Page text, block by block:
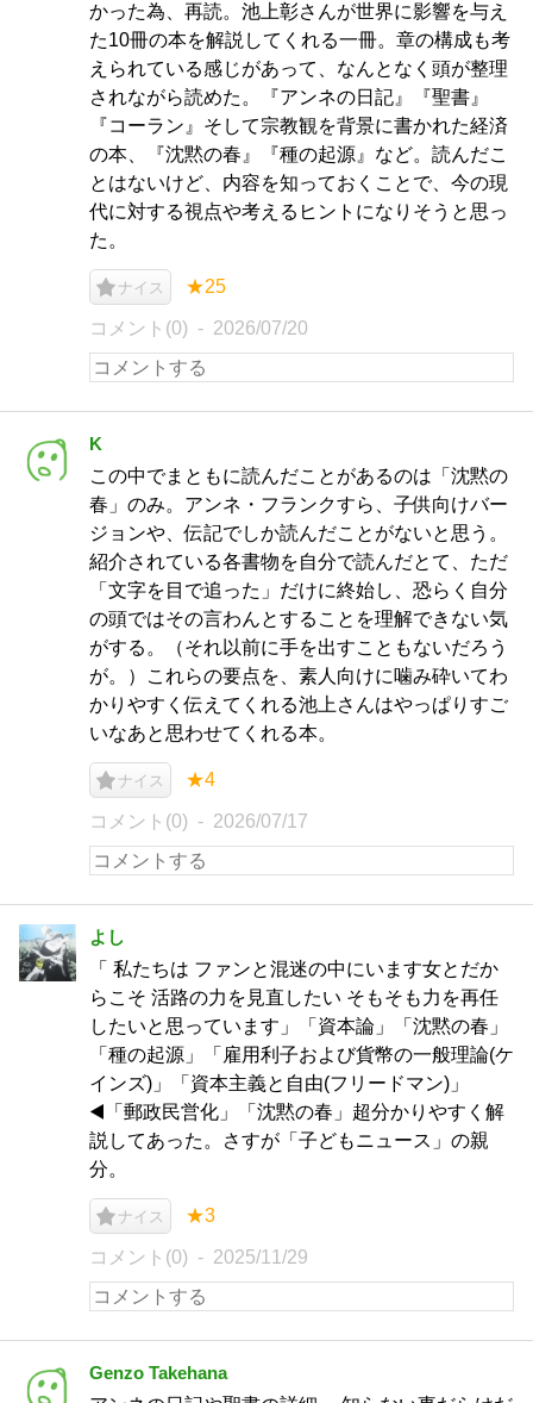
かった為、再読。池上彰さんが世界に影響を与え
た10冊の本を解説してくれる一冊。章の構成も考
えられている感じがあって、なんとなく頭が整理
されながら読めた。『アンネの日記』『聖書』
『コーラン』そして宗教観を背景に書かれた経済
の本、『沈黙の春』『種の起源』など。読んだこ
とはないけど、内容を知っておくことで、今の現
代に対する視点や考えるヒントになりそうと思っ
た。
ナイス ★25
コメント(0) 2026/07/20
K
この中でまともに読んだことがあるのは「沈黙の
春」のみ。アンネ・フランクすら、子供向けバー
ジョンや、伝記でしか読んだことがないと思う。
紹介されている各書物を自分で読んだとて、ただ
「文字を目で追った」だけに終始し、恐らく自分
の頭ではその言わんとすることを理解できない気
がする。（それ以前に手を出すこともないだろう
が。）これらの要点を、素人向けに噛み砕いてわ
かりやすく伝えてくれる池上さんはやっぱりすご
いなあと思わせてくれる本。
ナイス ★4
コメント(0) 2026/07/17
よし
「 私たちは ファンと混迷の中にいます女とだか
らこそ 活路の力を見直したい そもそも力を再任
したいと思っています」「資本論」「沈黙の春」
「種の起源」「雇用利子および貨幣の一般理論(ケ
インズ)」「資本主義と自由(フリードマン)」
◀️「郵政民営化」「沈黙の春」超分かりやすく解
説してあった。さすが「子どもニュース」の親
分。
ナイス ★3
コメント(0) 2025/11/29
Genzo Takehana